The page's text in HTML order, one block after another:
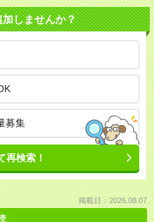
しませんか？
募集
再検索！
掲載日：2026.08.07